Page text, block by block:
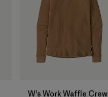
W's Work Waffle Crew